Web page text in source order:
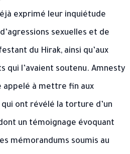
exprimé leur inquiétude
sexuelles et de
du Hirak, ainsi qu’aux
qui l’avaient soutenu. Amnesty
appelé à mettre fin aux
ont révélé la torture d’un
un témoignage évoquant
mémorandums soumis au